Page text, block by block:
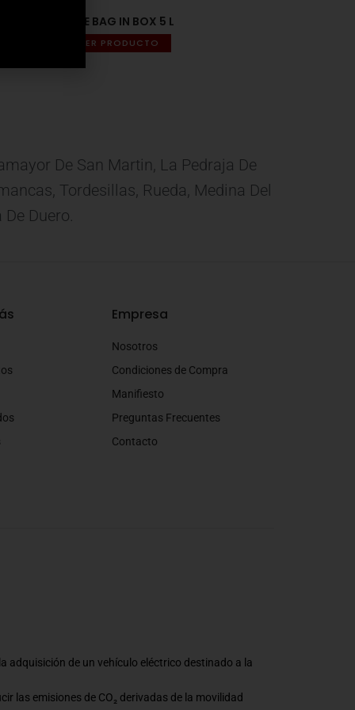
NOE BAG IN BOX 5 L
VER PRODUCTO
De San Martin, La Pedraja De
Tordesillas, Rueda, Medina Del
Duero.
Empresa
Nosotros
Condiciones de Compra
Manifiesto
Preguntas Frecuentes
Contacto
adquisición de un vehículo eléctrico destinado a la
las emisiones de CO₂ derivadas de la movilidad